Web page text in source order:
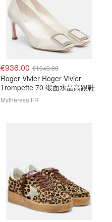
€936.00 €1040.00
Roger Vivier Roger Vivier
Trompette 70 缎面水晶高跟鞋
Mytheresa FR